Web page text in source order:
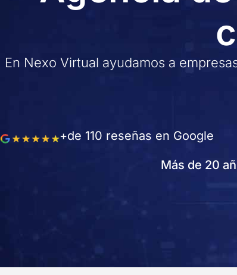
En Nexo Virtual ayudamos a
+de 110 reseñas en Google
Más de 20